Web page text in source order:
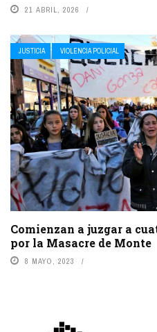
21 ABRIL, 2026
JUSTICIA VIOLENCIA POLICIAL
Comienzan a juzgar a
por la Masacre de Monte
8 MAYO, 2023